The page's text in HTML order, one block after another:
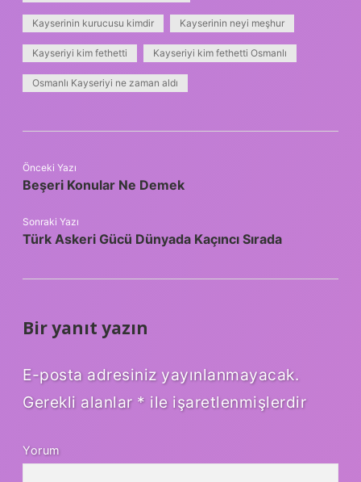
Kayserinin kurucusu kimdir Kayserinin neyi meşhur
Kayseriyi kim fethetti Kayseriyi kim fethetti Osmanlı
Osmanlı Kayseriyi ne zaman aldı
Önceki Yazı
Beşeri Konular Ne Demek
Sonraki Yazı
Türk Askeri Gücü Dünyada Kaçıncı Sırada
Bir yanıt yazın
E-posta adresiniz yayınlanmayacak.
Gerekli alanlar * ile işaretlenmişlerdir
Yorum